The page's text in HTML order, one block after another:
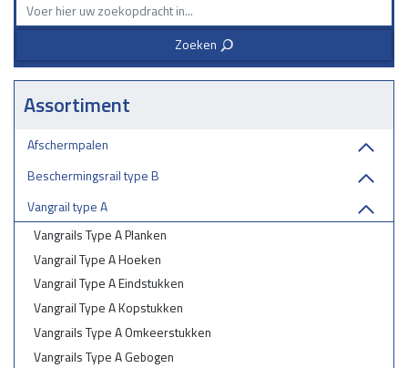
Zoeken 3
Assortiment
Afschermpalen
Beschermingsrail type B
Vangrail type A
Vangrails Type A Planken
Vangrail Type A Hoeken
Vangrail Type A Eindstukken
Vangrail Type A Kopstukken
Vangrails Type A Omkeerstukken
Vangrails Type A Gebogen